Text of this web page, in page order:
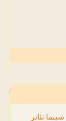
سینما تئاتر